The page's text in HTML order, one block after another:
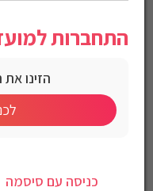
התחברות
הזינו
כניסה עם סיסמה
מק"ט:7291044136937
מחיר לחברי מועדון
חלל גדול במיוחד 73 ליטר